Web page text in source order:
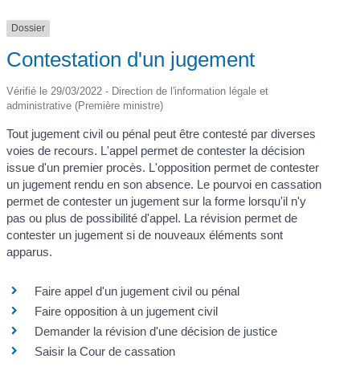
Dossier
Contestation d'un jugement
Vérifié le 29/03/2022 - Direction de l'information légale et
administrative (Première ministre)
Tout jugement civil ou pénal peut être contesté par diverses
voies de recours. L'appel permet de contester la décision
issue d'un premier procès. L'opposition permet de contester
un jugement rendu en son absence. Le pourvoi en cassation
permet de contester un jugement sur la forme lorsqu'il n'y
pas ou plus de possibilité d'appel. La révision permet de
contester un jugement si de nouveaux éléments sont
apparus.
Faire appel d'un jugement civil ou pénal
Faire opposition à un jugement civil
Demander la révision d'une décision de justice
Saisir la Cour de cassation